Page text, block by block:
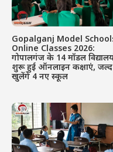
Gopalganj Model
Online Classes 2026:
गोपालगंज के 14 मॉडल
शुरू हुई ऑनलाइन कक्षाएं, जल्द
खुलेंगे 4 नए स्कूल